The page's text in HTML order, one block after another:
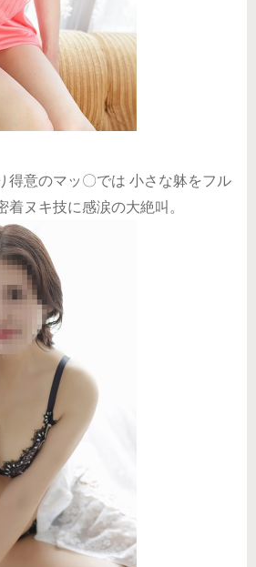
得意のマッ〇では 小さな躰をフル
着ヌキ技に感涙の大絶叫。